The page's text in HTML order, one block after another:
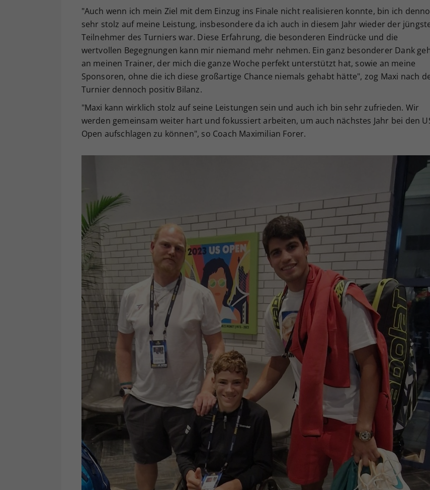
"Auch wenn ich mein Ziel mit dem Einzug ins Finale nicht realisieren konnte, bin ich
sehr stolz auf meine Leistung, insbesondere da ich auch in diesem Jahr wieder der
Teilnehmer des Turniers war. Diese Erfahrung, die besonderen Eindrücke und die
wertvollen Begegnungen kann mir niemand mehr nehmen. Ein ganz besonderer Dank
an meinen Trainer, der mich die ganze Woche perfekt unterstützt hat, sowie an meine
Sponsoren, ohne die ich diese großartige Chance niemals gehabt hätte", zog Maxi nach
Turnier dennoch positiv Bilanz.
"Maxi kann wirklich stolz auf seine Leistungen sein und auch ich bin sehr zufrieden. Wir
werden gemeinsam weiter hart und fokussiert arbeiten, um auch nächstes Jahr bei den
Open aufschlagen zu können", so Coach Maximilian Forer.